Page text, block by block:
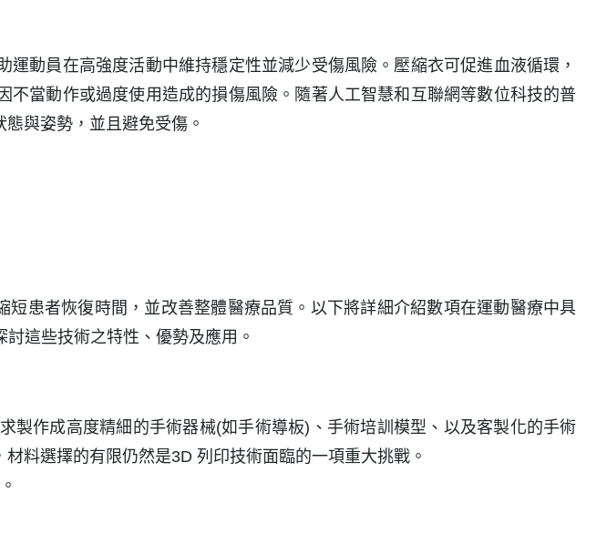
動員在高強度活動中維持穩定性並減少受傷風險。壓縮衣可促進血液循環，
當動作或過度使用造成的損傷風險。隨著人工智慧和互聯網等數位科技的普
與姿勢，並且避免受傷。
患者恢復時間，並改善整體醫療品質。以下將詳細介紹數項在運動醫療中具
這些技術之特性、優勢及應用。
作成高度精細的手術器械(如手術導板)、手術培訓模型、以及客製化的手術
料選擇的有限仍然是3D 列印技術面臨的一項重大挑戰。